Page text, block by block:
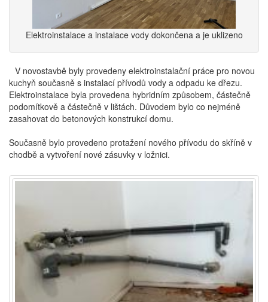
Elektroinstalace a instalace vody dokončena a je uklizeno
V novostavbě byly provedeny elektroinstalační práce pro novou
kuchyň současně s instalací přívodů vody a odpadu ke dřezu.
Elektroinstalace byla provedena hybridním způsobem, částečně
podomítkově a částečně v lištách. Důvodem bylo co nejméně
zasahovat do betonových konstrukcí domu.
Současně bylo provedeno protažení nového přívodu do skříně v
chodbě a vytvoření nové zásuvky v ložnici.